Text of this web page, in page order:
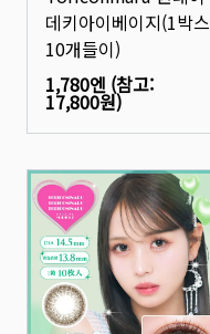
데키아이베이지(1박스
10개들이)
1,780엔 (참고:
17,800원)